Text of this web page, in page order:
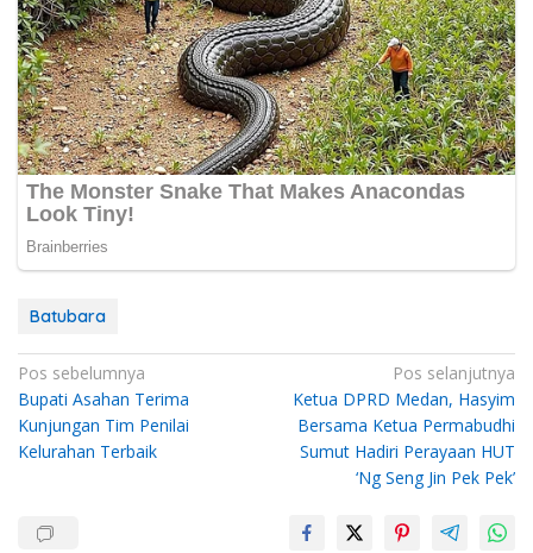
Batubara
Navigasi
pos
Pos sebelumnya
Bupati Asahan Terima
Kunjungan Tim Penilai
Kelurahan Terbaik
Pos selanjutnya
Ketua DPRD Medan, Hasyim
Bersama Ketua Permabudhi
Sumut Hadiri Perayaan HUT
‘Ng Seng Jin Pek Pek’